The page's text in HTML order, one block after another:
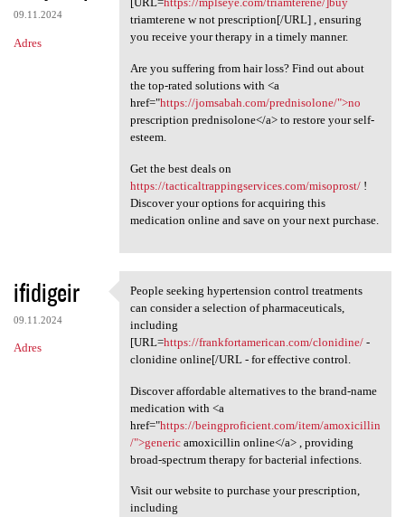
09.11.2024
Adres
triamterene w not prescription[/URL] , ensuring
you receive your therapy in a timely manner.
Are you suffering from hair loss? Find out about
the top-rated solutions with <a
href="https://jomsabah.com/prednisolone/">no
prescription prednisolone</a> to restore your self-
esteem.
Get the best deals on
https://tacticaltrappingservices.com/misoprost/!
Discover your options for acquiring this
medication online and save on your next purchase.
ifidigeir
09.11.2024
Adres
People seeking hypertension
People seeking hypertension control treatments
can consider a selection of pharmaceuticals,
including
[URL=https://frankfortamerican.com/clonidine/-
clonidine online[/URL - for effective control.
Discover affordable alternatives to the brand-name
medication with <a
href="https://beingproficient.com/item/amoxicillin
/">genericamoxicillin online</a> , providing
broad-spectrum therapy for bacterial infections.
Visit our website to purchase your prescription,
including